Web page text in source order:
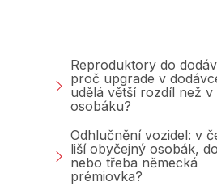
Reproduktory do
proč upgrade v
udělá větší rozdíl než v
osobáku?
Odhlučnění vozidel: v
liší obyčejný osobák,
nebo třeba německá
prémiovka?